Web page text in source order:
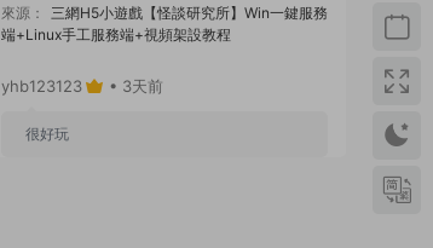
來源：
三網H5小遊戲【怪談研究所】Win一鍵服務
端+Linux手工服務端+視頻架設教程
yhb123123 • 3天前
很好玩